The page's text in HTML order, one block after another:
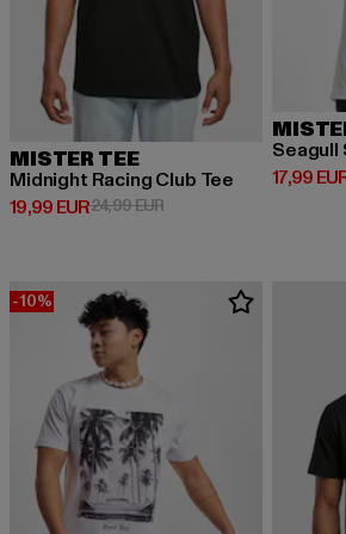
MISTER TEE
Midnight Racing Club Tee
19,99 EUR
Derzeitiger Preis: 19,99 EUR
24,99 EURAktionspreis: 24,99 EUR
Seagull
17,99
-10%